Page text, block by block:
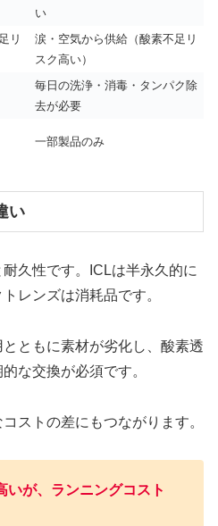
い
リ
涙・空気から供給（酸素不足リ
スク高い）
毎日の洗浄・消毒・タンパク除
去が必要
一部製品のみ
い
久性です。ICLは半永久的に
レンズは消耗品です。
ともに素材が劣化し、酸素透
な交換が必須です。
ストの差にもつながります。
いが、ランニングコスト